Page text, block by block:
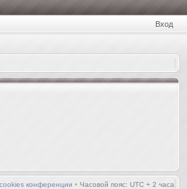
Вход
конференции • Часовой пояс: UTC + 2 часа